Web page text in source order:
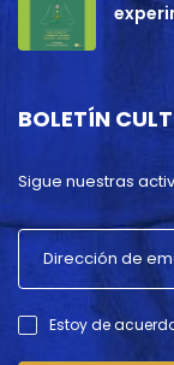
BOLETÍN
Sigue nuestras
Estoy de